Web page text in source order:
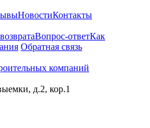
НовостиКонтакты
Вопрос-ответКак
Обратная связь
компаний
д.2, кор.1